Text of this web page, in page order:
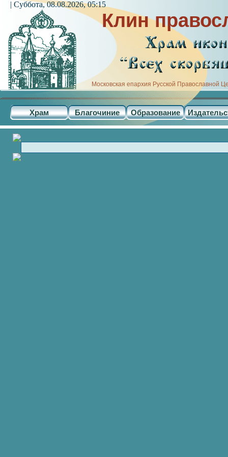
Клин
Московская епархия Русской Православной
Храм Благочиние Образование
| Суббота, 08.08.2026, 05:15